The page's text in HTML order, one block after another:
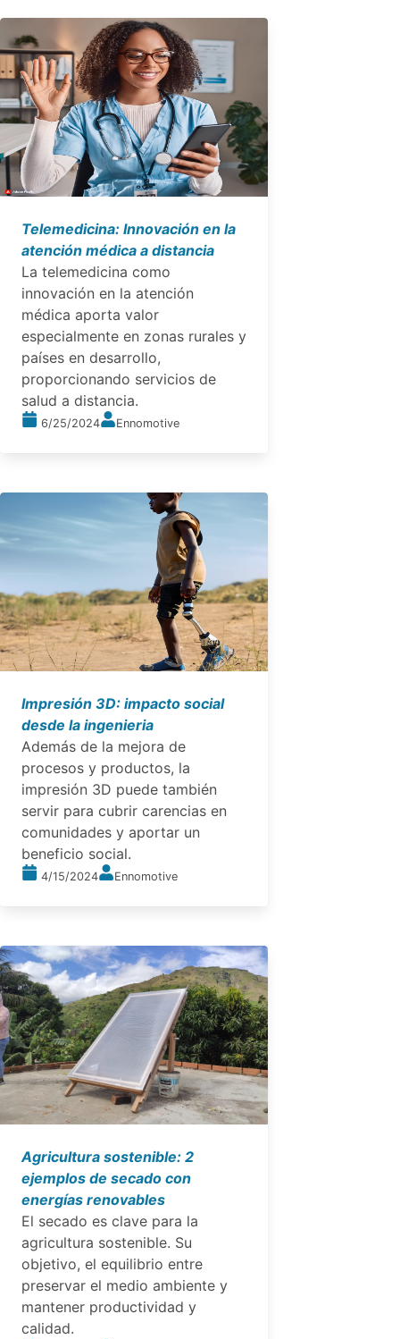
Telemedicina: Innovación en la
atención médica a distancia
La telemedicina como
innovación en la atención
médica aporta valor
especialmente en zonas rurales y
países en desarrollo,
proporcionando servicios de
salud a distancia.
6/25/2024 Ennomotive
Impresión 3D: impacto social
desde la ingenieria
Además de la mejora de
procesos y productos, la
impresión 3D puede también
servir para cubrir carencias en
comunidades y aportar un
beneficio social.
4/15/2024 Ennomotive
Agricultura sostenible: 2
ejemplos de secado con
energías renovables
El secado es clave para la
agricultura sostenible. Su
objetivo, el equilibrio entre
preservar el medio ambiente y
mantener productividad y
calidad.